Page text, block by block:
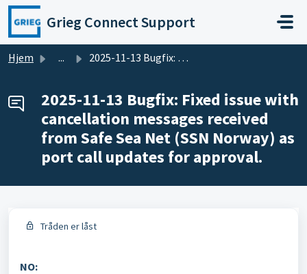
Gå til hovedinnhold
Grieg Connect Support
Hjem ... 2025-11-13 Bugfix: Fixed issue with cancellation messages...
2025-11-13 Bugfix: Fixed issue with
cancellation messages received
from Safe Sea Net (SSN Norway) as
port call updates for approval.
Tråden er låst
NO: